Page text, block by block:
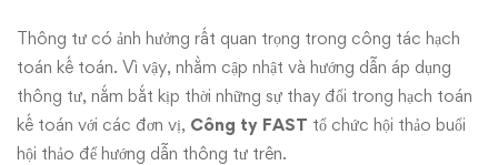
tư
200/2014/TT-
BTC”
Thông tư có ảnh hưởng rất quan trọng trong công tác hạch
toán kế toán. Vì vậy, nhằm cập nhật và hướng dẫn áp dụng
thông tư, nắm bắt kịp thời những sự thay đổi trong hạch toán
kế toán với các đơn vị, Công ty FAST tổ chức hội thảo buổi
hội thảo để hướng dẫn thông tư trên.